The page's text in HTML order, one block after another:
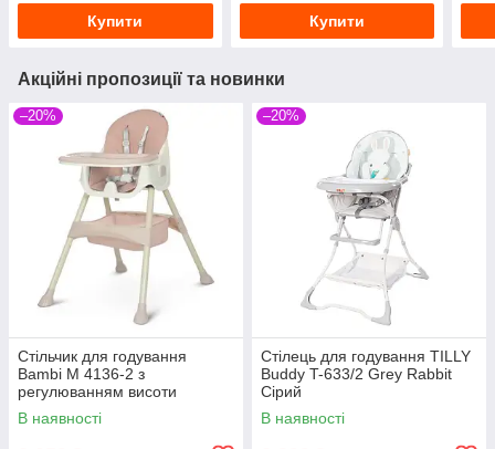
Купити Купити
Акційні пропозиції та новинки
–20%
Стільчик для годування
Bambi M 4136-2 з
регулюванням висоти
Рожевий
В наявності
–20%
Стілець для годування TILLY
Buddy T-633/2 Grey Rabbit
Сірий
В наявності